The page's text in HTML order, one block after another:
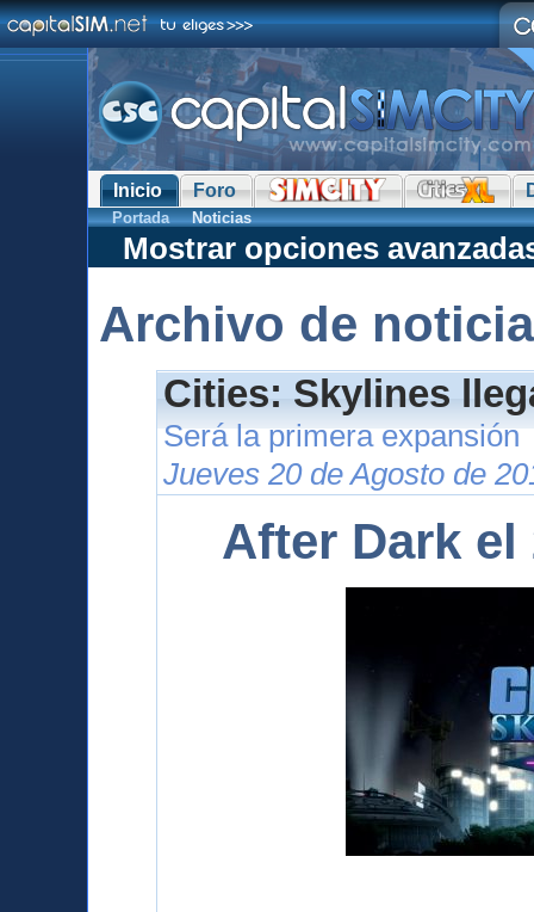
Inicio Foro
Portada Noticias
Mostrar opciones
Archivo de
Cities: Skylines
Será la primera expansión
Jueves 20 de Agosto de
After Dark el